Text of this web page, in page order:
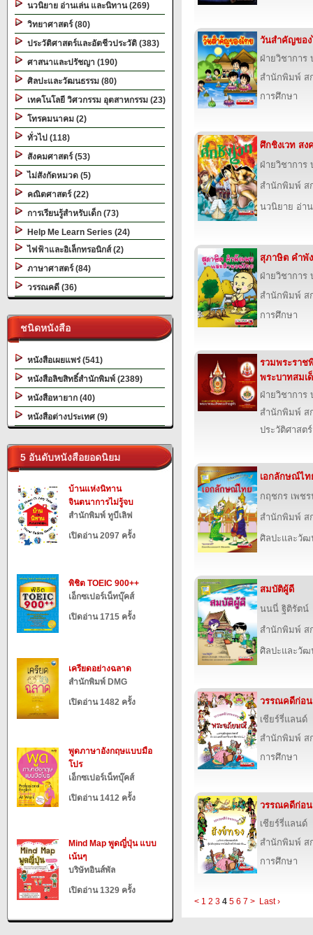
นวนิยาย อ่านเล่น และนิทาน (269)
วิทยาศาสตร์ (80)
ประวัติศาสตร์และอัตชีวประวัติ (383)
ศาสนาและปรัชญา (190)
ศิลปะและวัฒนธรรม (80)
เทคโนโลยี วิศวกรรม อุตสาหกรรม (23)
โทรคมนาคม (2)
ทั่วไป (118)
สังคมศาสตร์ (53)
ไม่สังกัดหมวด (5)
คณิตศาสตร์ (22)
การเรียนรู้สำหรับเด็ก (73)
Help Me Learn Series (24)
ไฟฟ้าและอิเล็กทรอนิกส์ (2)
ภาษาศาสตร์ (84)
วรรณคดี (36)
ชนิดหนังสือ
หนังสือเผยแพร่ (541)
หนังสือลิขสิทธิ์สำนักพิมพ์ (2389)
หนังสือหายาก (40)
หนังสือต่างประเทศ (9)
5 อันดับหนังสือยอดนิยม
บ้านแห่งนิทาน
จินตนาการไม่รู้จบ
สำนักพิมพ์ ทูบีเลิฟ
เปิดอ่าน 2097 ครั้ง
พิชิต TOEIC 900++
เอ็กซเปอร์เน็ทบุ๊คส์
เปิดอ่าน 1715 ครั้ง
เครียดอย่างฉลาด
สำนักพิมพ์ DMG
เปิดอ่าน 1482 ครั้ง
พูดภาษาอังกฤษแบบมือ
โปร
เอ็กซเปอร์เน็ทบุ๊คส์
เปิดอ่าน 1412 ครั้ง
Mind Map พูดญี่ปุ่น แบบ
เน้นๆ
บริษัทอินส์พัล
เปิดอ่าน 1329 ครั้ง
วันสำคัญขอ
ฝ่ายวิชาการ
สำนักพิมพ์ ส
การศึกษา
ศึกชิงเวท สง
ฝ่ายวิชาการ
สำนักพิมพ์ ส
นวนิยาย อ่า
สุภาษิต คำพั
ฝ่ายวิชาการ
สำนักพิมพ์ ส
การศึกษา
รวมพระราช
พระบาทสมเ
ฝ่ายวิชาการ
สำนักพิมพ์ ส
ประวัติศาสต
เอกลักษณ์ไท
กฤชกร เพช
สำนักพิมพ์ ส
ศิลปะและวัฒ
สมบัติผู้ดี
นนนี่ ฐิติรัตน์
สำนักพิมพ์ ส
ศิลปะและวัฒ
วรรณคดีก่อ
เชียร์รี่แลนด์
สำนักพิมพ์ ส
การศึกษา
วรรณคดีก่อ
เชียร์รี่แลนด์
สำนักพิมพ์ ส
การศึกษา
< 1 2 3 4 5 6 7 > Last ›